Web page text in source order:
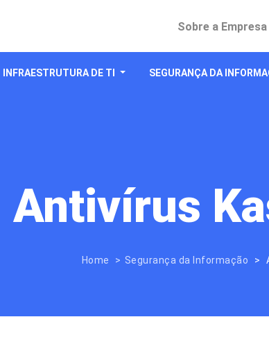
Sobre a Empresa
INFRAESTRUTURA DE TI SEGURANÇA DA
Antivírus
Home Segurança da Informação